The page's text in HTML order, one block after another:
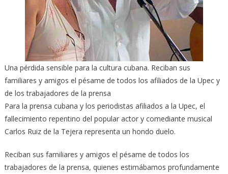
Una pérdida sensible para la cultura cubana. Reciban sus
familiares y amigos el pésame de todos los afiliados de la Upec y
de los trabajadores de la prensa
Para la prensa cubana y los periodistas afiliados a la Upec, el
fallecimiento repentino del popular actor y comediante musical
Carlos Ruiz de la Tejera representa un hondo duelo.
Reciban sus familiares y amigos el pésame de todos los
trabajadores de la prensa, quienes estimábamos profundamente